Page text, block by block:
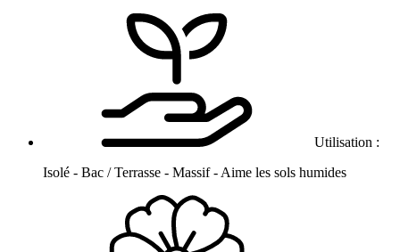
Utilisation :
Isolé - Bac / Terrasse - Massif - Aime les sols humides